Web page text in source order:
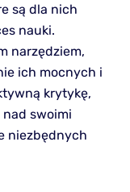
są dla nich
nauki.
narzędziem,
ich mocnych i
krytykę,
swoimi
niezbędnych